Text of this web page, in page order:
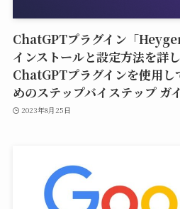
ChatGPTプラグイン「
インストールと設定方法を詳
ChatGPTプラグインを使用し
めのステップバイステップ ガ
2023年8月25日